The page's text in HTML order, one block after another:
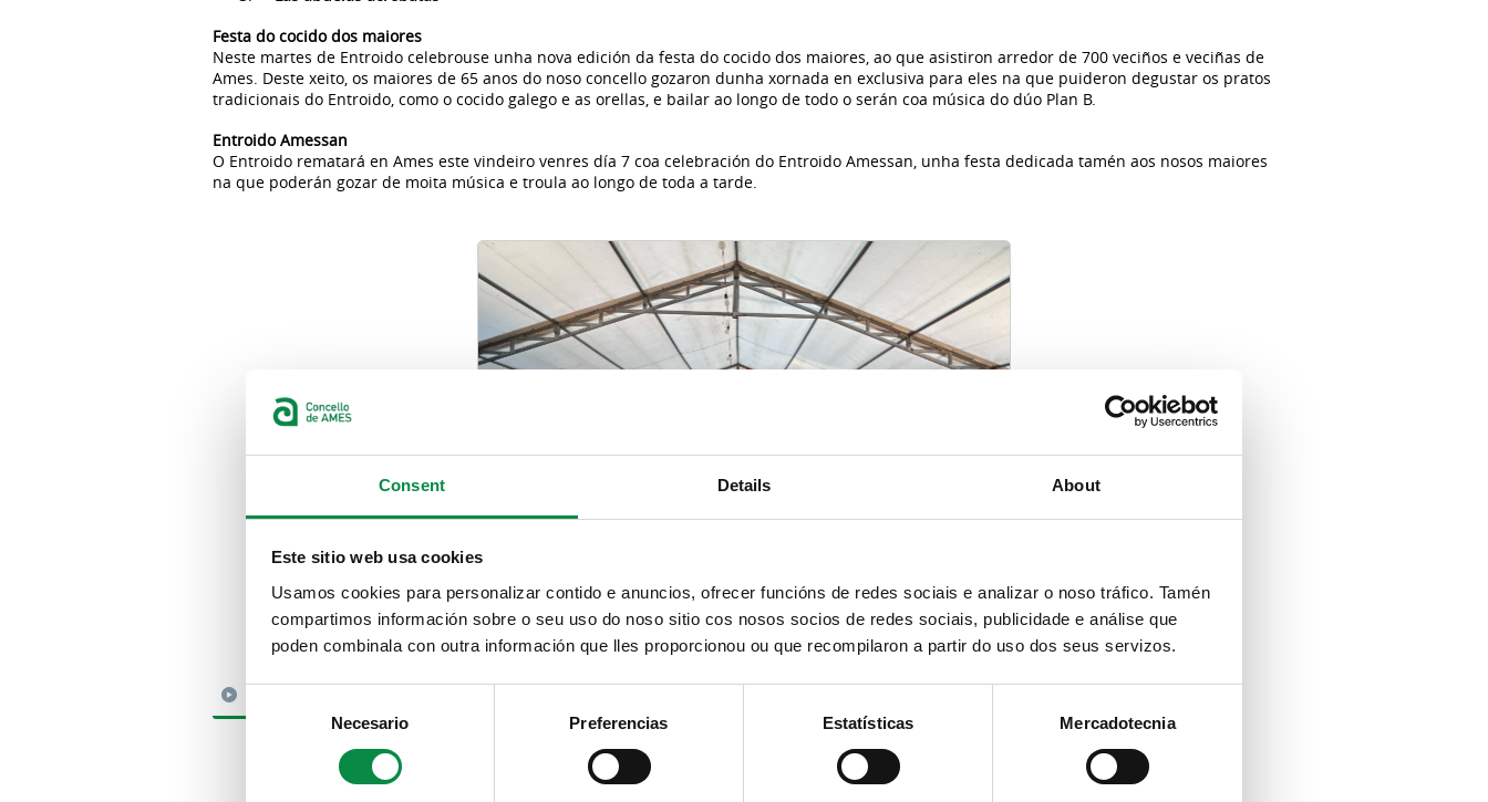
Consent Details About
Este sitio web usa cookies
Usamos cookies para personalizar contido e anuncios, ofrecer funcións de redes sociais e analizar o noso tráfico. Tamén
compartimos información sobre o seu uso do noso sitio cos nosos socios de redes sociais, publicidade e análise que
poden combinala con outra información que lles proporcionou ou que recompilaron a partir do uso dos seus servizos.
Selection
Necesario Preferencias Estatísticas Mercadotecnia
Festa do cocido dos maiores
Neste martes de Entroido celebrouse unha nova edición da festa do cocido dos maiores, ao que asistiron arredor de 700 veciños e veciñas de
Ames. Deste xeito, os maiores de 65 anos do noso concello gozaron dunha xornada en exclusiva para eles na que puideron degustar os pratos
tradicionais do Entroido, como o cocido galego e as orellas, e bailar ao longo de todo o serán coa música do dúo Plan B.
Entroido Amessan
O Entroido rematará en Ames este vindeiro venres día 7 coa celebración do Entroido Amessan, unha festa dedicada tamén aos nosos maiores
na que poderán gozar de moita música e troula ao longo de toda a tarde.